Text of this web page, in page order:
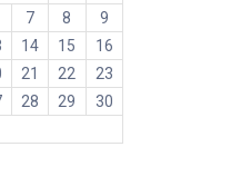
7 8
9
14 15
16
21 22
23
28 29
30